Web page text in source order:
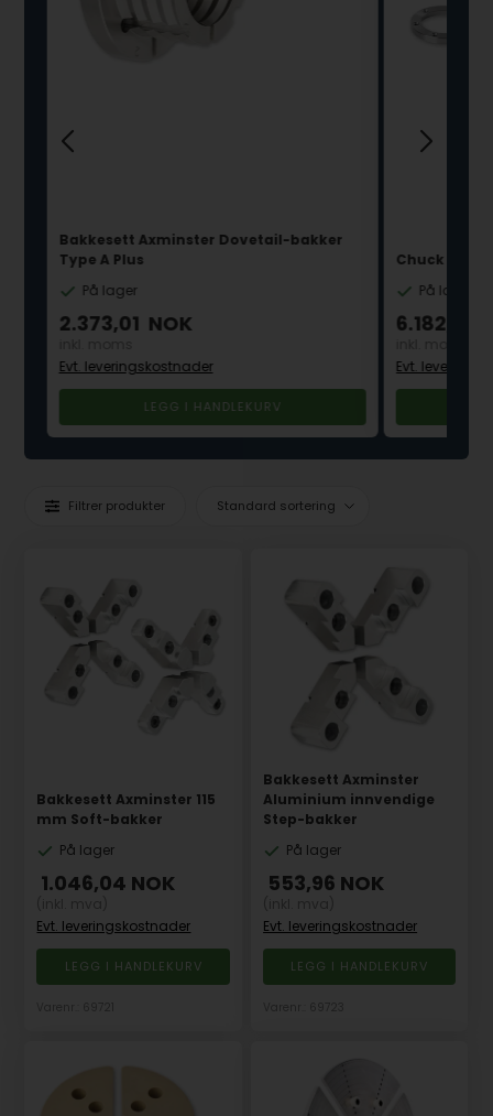
Bakkesett Axminster Dovetail-bakker
Type A Plus
På lager
2.373,01 NOK
Evt. leveringskostnader
Chuck
På lager
6.182,54
Evt.
Filtrer produkter
Bakkesett Axminster 115
mm Soft-bakker
På lager
1.046,04 NOK
Evt. leveringskostnader
Bakkesett Axminster
Aluminium innvendige
Step-bakker
På lager
553,96 NOK
Evt. leveringskostnader